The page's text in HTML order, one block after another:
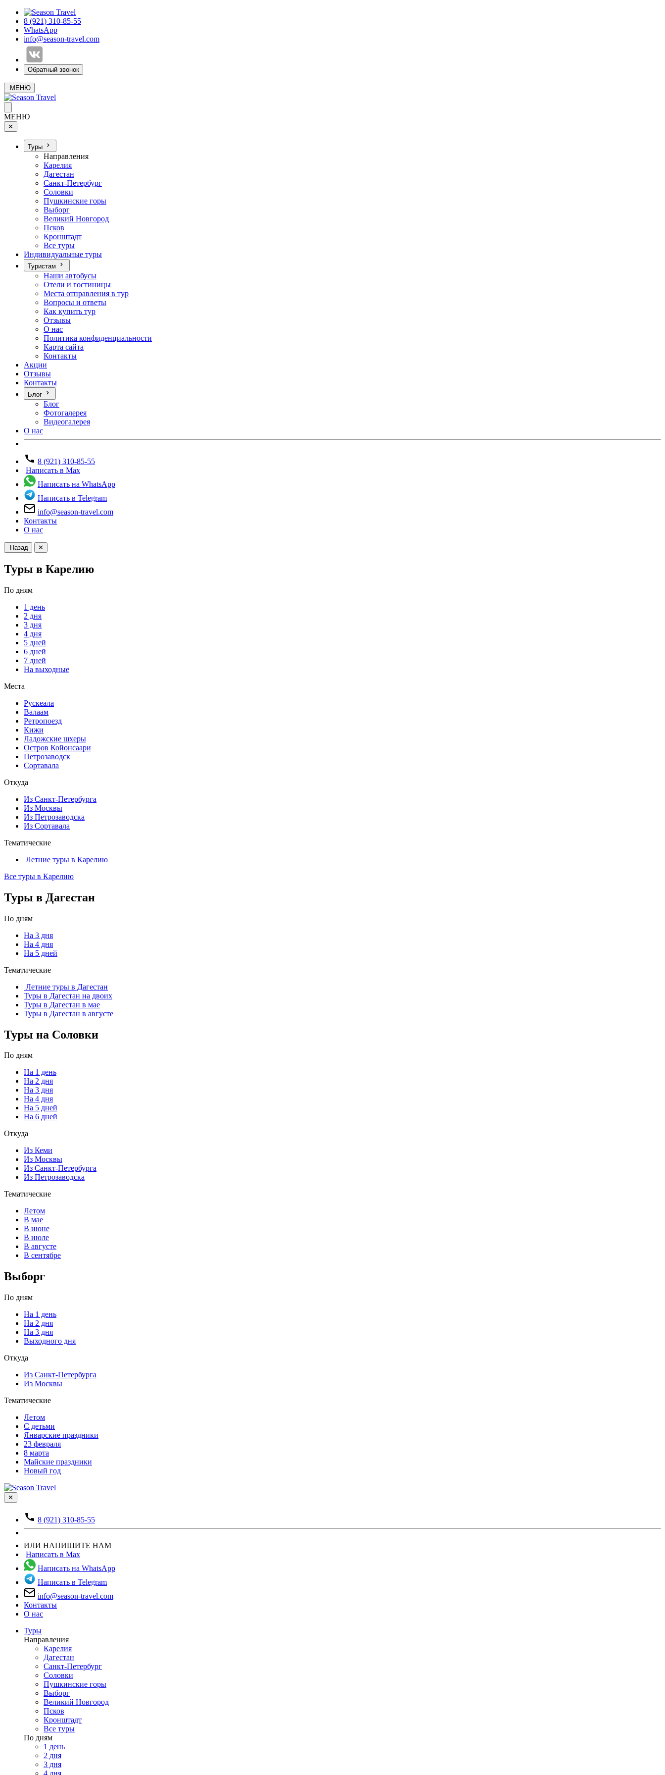
8 (921) 310-85-55
WhatsApp
info@season-travel.com
Обратный звонок
МЕНЮ
МЕНЮ
✕
Туры
Направления
Карелия
Дагестан
Санкт-Петербург
Соловки
Пушкинские горы
Выборг
Великий Новгород
Псков
Кронштадт
Все туры
Индивидуальные туры
Туристам
Наши автобусы
Отели и гостиницы
Места отправления в тур
Вопросы и ответы
Как купить тур
Отзывы
О нас
Политика конфиденциальности
Карта сайта
Контакты
Акции
Отзывы
Контакты
Блог
Блог
Фотогалерея
Видеогалерея
О нас
8 (921) 310-85-55
Написать в Max
Написать на WhatsApp
Написать в Telegram
info@season-travel.com
Контакты
О нас
Назад ✕
Туры в Карелию
По дням
1 день
2 дня
3 дня
4 дня
5 дней
6 дней
7 дней
На выходные
Места
Рускеала
Валаам
Ретропоезд
Кижи
Ладожские шхеры
Остров Койонсаари
Петрозаводск
Сортавала
Откуда
Из Санкт-Петербурга
Из Москвы
Из Петрозаводска
Из Сортавала
Тематические
Летние туры в Карелию
Все туры в Карелию
Туры в Дагестан
По дням
На 3 дня
На 4 дня
На 5 дней
Тематические
Летние туры в Дагестан
Туры в Дагестан на двоих
Туры в Дагестан в мае
Туры в Дагестан в августе
Туры на Соловки
По дням
На 1 день
На 2 дня
На 3 дня
На 4 дня
На 5 дней
На 6 дней
Откуда
Из Кеми
Из Москвы
Из Санкт-Петербурга
Из Петрозаводска
Тематические
Летом
В мае
В июне
В июле
В августе
В сентябре
Выборг
По дням
На 1 день
На 2 дня
На 3 дня
Выходного дня
Откуда
Из Санкт-Петербурга
Из Москвы
Тематические
Летом
С детьми
Январские праздники
23 февраля
8 марта
Майские праздники
Новый год
✕
8 (921) 310-85-55
ИЛИ НАПИШИТЕ НАМ
Написать в Max
Написать на WhatsApp
Написать в Telegram
info@season-travel.com
Контакты
О нас
Туры
Направления
Карелия
Дагестан
Санкт-Петербург
Соловки
Пушкинские горы
Выборг
Великий Новгород
Псков
Кронштадт
Все туры
По дням
1 день
2 дня
3 дня